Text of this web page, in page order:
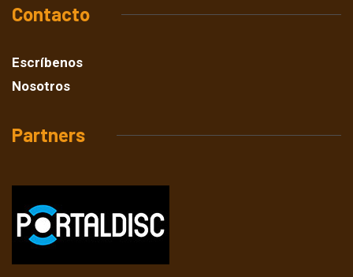
Contacto
Escríbenos
Nosotros
Partners